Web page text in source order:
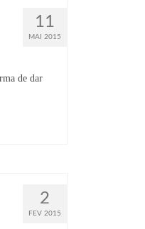
11
MAI 2015
de dar
2
FEV 2015